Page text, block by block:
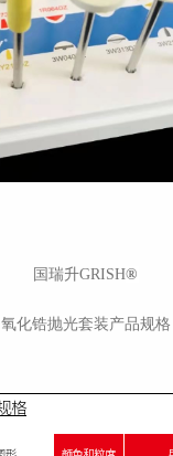
国瑞升GRISH®
氧化锆抛光套装产品规格